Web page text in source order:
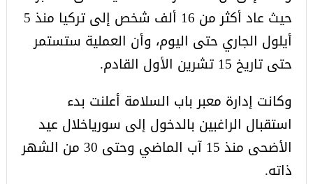
حيث عاد أكثر من 16 ألف شخص إلى تركيا منذ 5
أيلول الجاري حتى اليوم، وأن العملية ستستمر
حتى تاريخ 15 تشرين الأول القادم.
وكانت إدارة معبر باب السلامة أعلنت بدء
استقبال الراغبين بالدخول إلى سورياخلال عيد
الأضحى منذ 15 آب الماضي وحتى 30 من الشهر
ذاته.